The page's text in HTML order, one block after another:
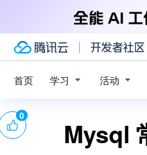
首页 学习 活动
Mysql
0